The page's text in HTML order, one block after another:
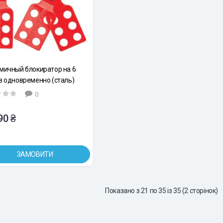
блокиратор на 6
одновременно (сталь)
0
₴
ЗАМОВИТИ
Показано з 21 по 35 із 35 (2 сторінок)